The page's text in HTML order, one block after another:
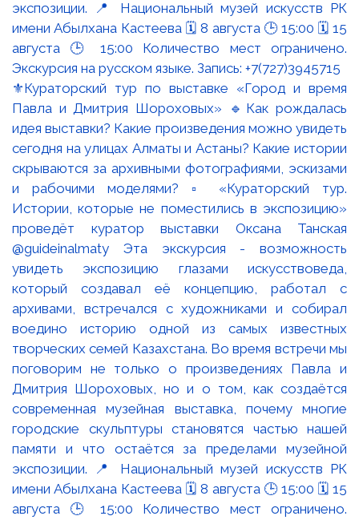
⚜️Кураторский тур по выставке «Город и время
Павла и Дмитрия Шороховых» 🔹Как рождалась
идея выставки? Какие произведения можно увидеть
сегодня на улицах Алматы и Астаны? Какие истории
скрываются за архивными фотографиями, эскизами
и рабочими моделями? ▫️ «Кураторский тур.
Истории, которые не поместились в экспозицию»
проведёт куратор выставки Оксана Танская
@guideinalmaty Эта экскурсия - возможность
увидеть экспозицию глазами искусствоведа,
который создавал её концепцию, работал с
архивами, встречался с художниками и собирал
воедино историю одной из самых известных
творческих семей Казахстана. Во время встречи мы
поговорим не только о произведениях Павла и
Дмитрия Шороховых, но и о том, как создаётся
современная музейная выставка, почему многие
городские скульптуры становятся частью нашей
памяти и что остаётся за пределами музейной
экспозиции. 📍 Национальный музей искусств РК
имени Абылхана Кастеева 🗓 8 августа 🕒 15:00 🗓 15
августа 🕒 15:00 Количество мест ограничено.